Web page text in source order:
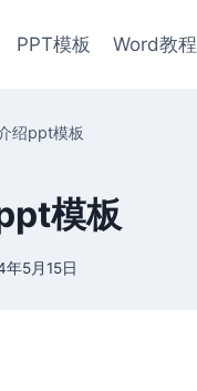
PPT模板 Word教程
绍ppt模板
模板
年5月15日